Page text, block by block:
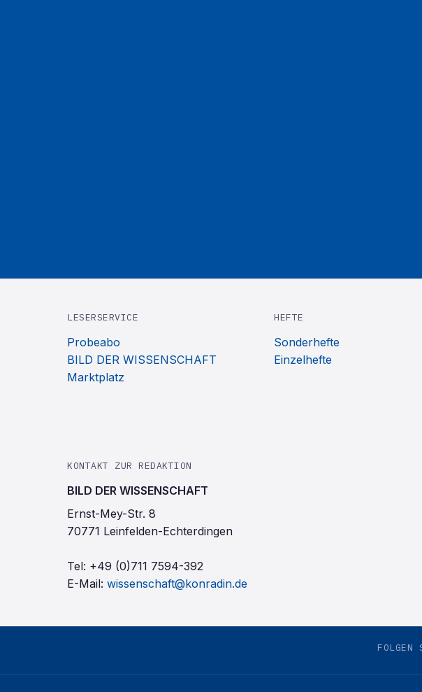
LESERSERVICE
Probeabo
BILD DER WISSENSCHAFT
Marktplatz
HEFTE
Sonderhefte
Einzelhefte
KONTAKT ZUR REDAKTION
BILD DER WISSENSCHAFT
Ernst-Mey-Str. 8
70771 Leinfelden-Echterdingen
Tel: +49 (0)711 7594-392
E-Mail: wissenschaft@konradin.de
FOLGEN